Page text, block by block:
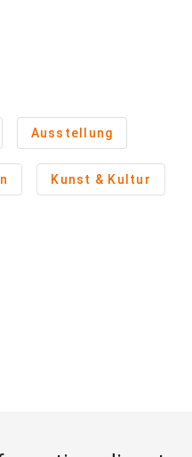
Ausstellung
Kunst & Kultur